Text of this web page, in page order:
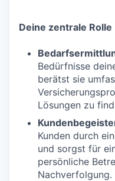
Deine zentrale Rolle
Bedürfnisse
berätst sie
Lösungen zu
Kunden durch
und sorgst für
persönliche
Nachverfolgung.